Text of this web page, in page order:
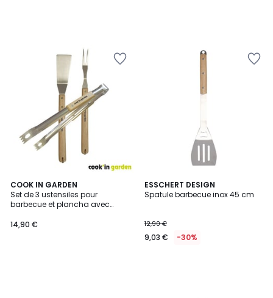
COOK IN GARDEN
Set de 3 ustensiles pour
barbecue et plancha avec
14,90 €
ESSCHERT DESIGN
Spatule barbecue inox 45 cm
12,90 €
9,03 € -30%